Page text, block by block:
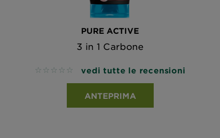
PURE ACTIVE
3 in 1 Carbone
No reviews vedi tutte le recensioni
ANTEPRIMA